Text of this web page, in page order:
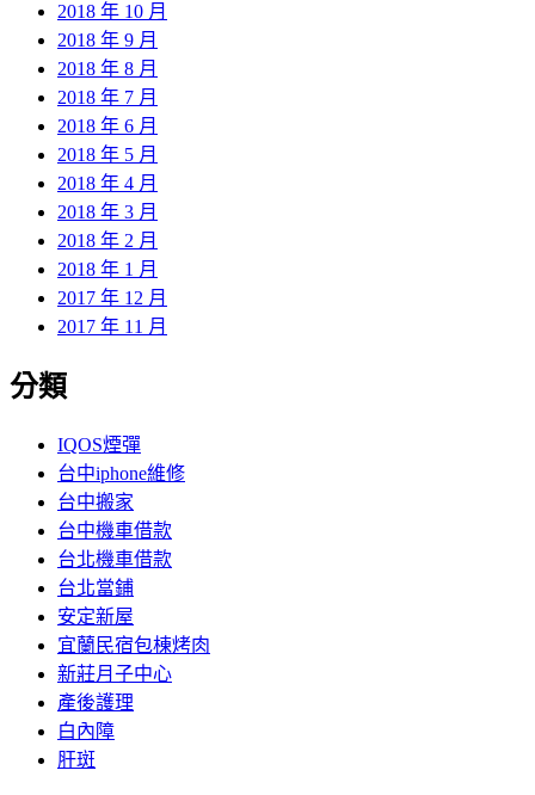
2018 年 10 月
2018 年 9 月
2018 年 8 月
2018 年 7 月
2018 年 6 月
2018 年 5 月
2018 年 4 月
2018 年 3 月
2018 年 2 月
2018 年 1 月
2017 年 12 月
2017 年 11 月
分類
IQOS煙彈
台中iphone維修
台中搬家
台中機車借款
台北機車借款
台北當鋪
安定新屋
宜蘭民宿包棟烤肉
新莊月子中心
產後護理
白內障
肝斑